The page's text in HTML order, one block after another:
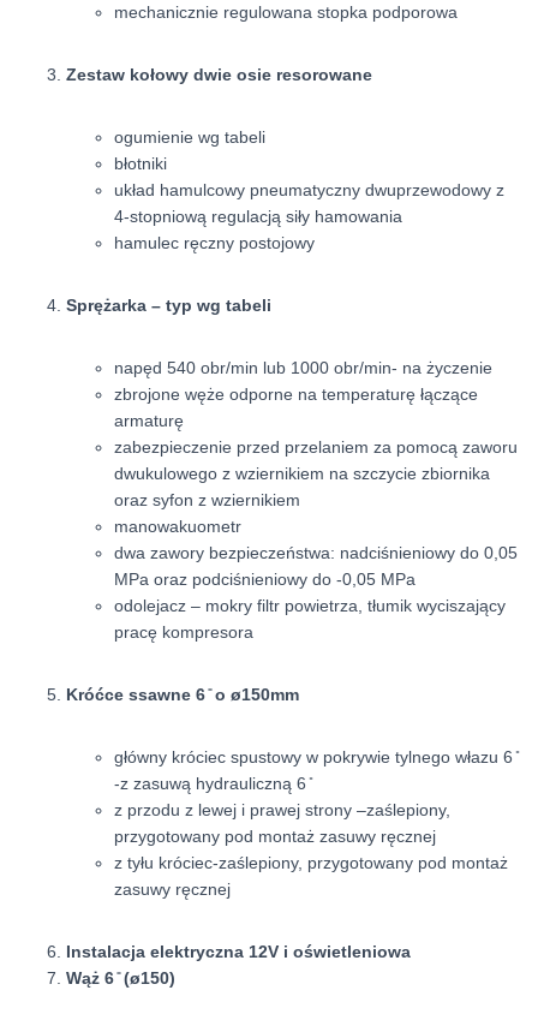
mechanicznie regulowana stopka podporowa
Zestaw kołowy dwie osie resorowane
ogumienie wg tabeli
błotniki
układ hamulcowy pneumatyczny dwuprzewodowy z
4-stopniową regulacją siły hamowania
hamulec ręczny postojowy
Sprężarka – typ wg tabeli
napęd 540 obr/min lub 1000 obr/min- na życzenie
zbrojone węże odporne na temperaturę łączące
armaturę
zabezpieczenie przed przelaniem za pomocą zaworu
dwukulowego z wziernikiem na szczycie zbiornika
oraz syfon z wziernikiem
manowakuometr
dwa zawory bezpieczeństwa: nadciśnieniowy do 0,05
MPa oraz podciśnieniowy do -0,05 MPa
odolejacz – mokry filtr powietrza, tłumik wyciszający
pracę kompresora
Króćce ssawne 6 ̎ o ø150mm
główny króciec spustowy w pokrywie tylnego włazu 6 ̎
-z zasuwą hydrauliczną 6 ̎
z przodu z lewej i prawej strony –zaślepiony,
przygotowany pod montaż zasuwy ręcznej
z tyłu króciec-zaślepiony, przygotowany pod montaż
zasuwy ręcznej
Instalacja elektryczna 12V i oświetleniowa
Wąż 6 ̎ (ø150)